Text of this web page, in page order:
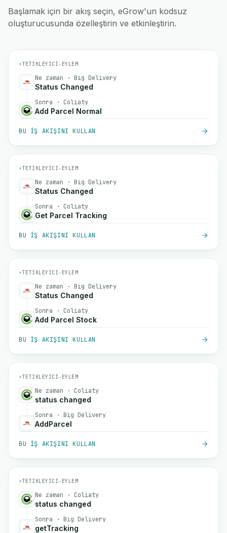
Başlamak için bir akış seçin, eGrow'un kodsuz
oluşturucusunda özelleştirin ve etkinleştirin.
⚡TETIKLEYICI→EYLEM
Ne zaman · Big Delivery
Status Changed
Sonra · Coliaty
Add Parcel Normal
BU IŞ AKIŞINI KULLAN
⚡TETIKLEYICI→EYLEM
Ne zaman · Big Delivery
Status Changed
Sonra · Coliaty
Get Parcel Tracking
BU IŞ AKIŞINI KULLAN
⚡TETIKLEYICI→EYLEM
Ne zaman · Big Delivery
Status Changed
Sonra · Coliaty
Add Parcel Stock
BU IŞ AKIŞINI KULLAN
⚡TETIKLEYICI→EYLEM
Ne zaman · Coliaty
status changed
Sonra · Big Delivery
AddParcel
BU IŞ AKIŞINI KULLAN
⚡TETIKLEYICI→EYLEM
Ne zaman · Coliaty
status changed
Sonra · Big Delivery
getTracking